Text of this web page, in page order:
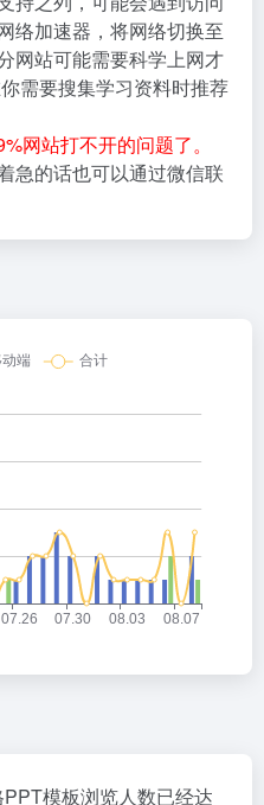
络加速器，将网络切换至
网站可能需要科学上网才
需要搜集学习资料时推荐
网站打不开的问题了。
急的话也可以通过微信联
模板浏览人数已经达